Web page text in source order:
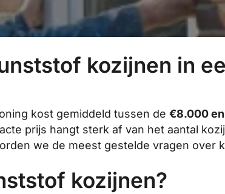
kozijnen in
kost gemiddeld tussen de €8.000
prijs hangt sterk af van het aantal
we de meest gestelde vragen over
kozijnen?